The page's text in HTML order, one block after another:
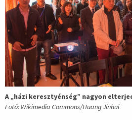
A „házi keresztyénség” nagyon
Fotó: Wikimedia Commons/Huang Jinhui